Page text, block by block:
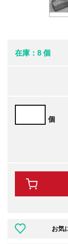
在庫：8 個
個